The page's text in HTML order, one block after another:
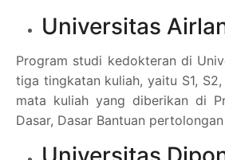
Universitas
Program studi kedokteran di
tiga tingkatan kuliah, yaitu S1,
mata kuliah yang diberikan di
Dasar, Dasar Bantuan